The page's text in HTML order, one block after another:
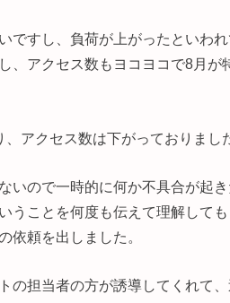
ですし、負荷が上がったといわ
、アクセス数もヨコヨコで8月が
アクセス数は下がっておりまし
いので一時的に何か不具合が起
うことを何度も伝えて理解して
依頼を出しました。
の担当者の方が誘導してくれて